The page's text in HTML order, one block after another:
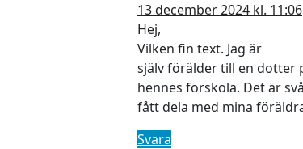
13 december 2024 kl. 11:06
Hej,
Vilken fin text. Jag är
själv förälder till en dotter
hennes förskola. Det är
fått dela med mina
Svara